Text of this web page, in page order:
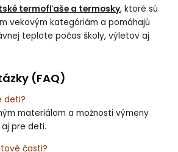
termofľaše a termosky, ktoré sú
vekovým kategóriám a pomáhajú
teplote počas školy, výletov aj
(FAQ)
deti?
materiálom a možnosti výmeny
pre deti.
časti?